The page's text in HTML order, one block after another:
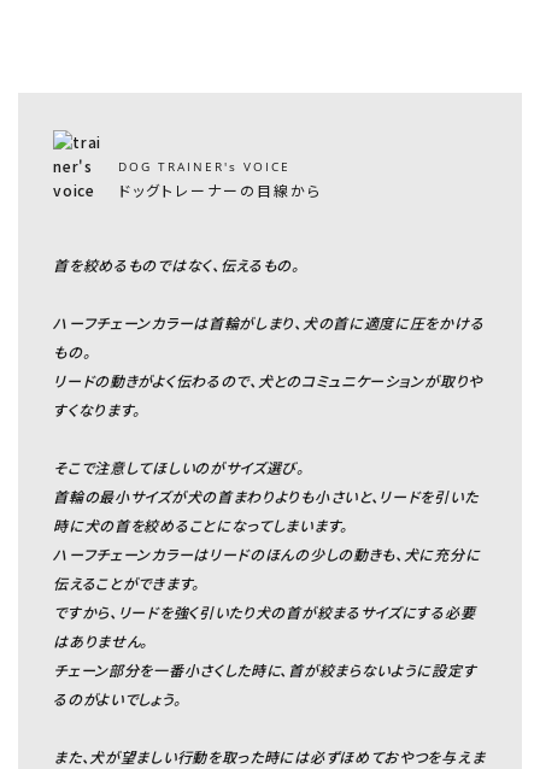
DOG TRAINER's VOICE
ドッグトレーナーの目線から
首を絞めるものではなく、伝えるもの。
ハーフチェーンカラーは首輪がしまり、犬の首に適度に圧をかける
もの。
リードの動きがよく伝わるので、犬とのコミュニケーションが取りや
すくなります。
そこで注意してほしいのがサイズ選び。
首輪の最小サイズが犬の首まわりよりも小さいと、リードを引いた
時に犬の首を絞めることになってしまいます。
ハーフチェーンカラーはリードのほんの少しの動きも、犬に充分に
伝えることができます。
ですから、リードを強く引いたり犬の首が絞まるサイズにする必要
はありません。
チェーン部分を一番小さくした時に、首が絞まらないように設定す
るのがよいでしょう。
また、犬が望ましい行動を取った時には必ずほめておやつを与えま